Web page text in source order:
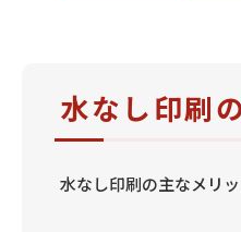
水なし印刷
水なし印刷の主なメリ